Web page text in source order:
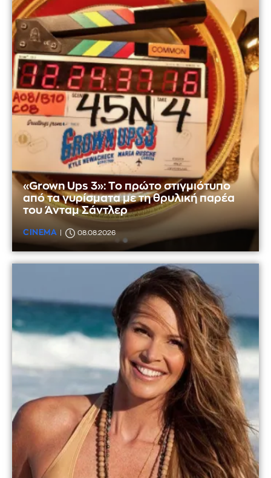
«Grown Ups 3»: Το πρώτο στιγμιότυπο
από τα γυρίσματα με τη θρυλική παρέα
του Άνταμ Σάντλερ
CINEMA 08.08.2026